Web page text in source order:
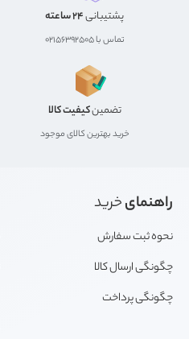
پشتیبانی24 ساعته
تماس با 02156392505
تضمینکیفیت کالا
خرید بهترین کالای موجود
راهنمایخرید
نحوه ثبت سفارش
چگونگی ارسال کالا
چگونگی پرداخت